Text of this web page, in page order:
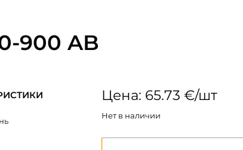
900 AB
Цена: 65.73 €/шт
Нет в наличии